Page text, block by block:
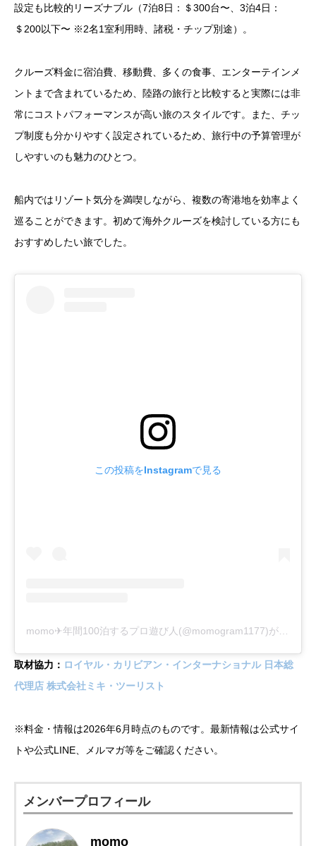
設定も比較的リーズナブル（7泊8日：＄300台〜、3泊4日：
＄200以下〜 ※2名1室利用時、諸税・チップ別途）。
クルーズ料金に宿泊費、移動費、多くの食事、エンターテインメ
ントまで含まれているため、陸路の旅行と比較すると実際には非
常にコストパフォーマンスが高い旅のスタイルです。また、チッ
プ制度も分かりやすく設定されているため、旅行中の予算管理が
しやすいのも魅力のひとつ。
船内ではリゾート気分を満喫しながら、複数の寄港地を効率よく
巡ることができます。初めて海外クルーズを検討している方にも
おすすめしたい旅でした。
この投稿をInstagramで見る
取材協力： ロイヤル・カリビアン・インターナショナル 日本総
代理店 株式会社ミキ・ツーリスト
※料金・情報は2026年6月時点のものです。最新情報は公式サイ
トや公式LINE、メルマガ等をご確認ください。
メンバープロフィール
momo